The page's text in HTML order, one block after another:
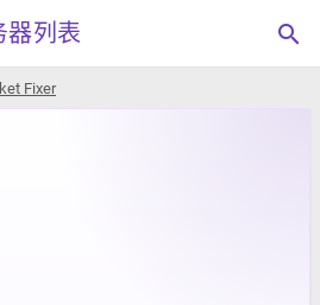
器列表 search
Fixer